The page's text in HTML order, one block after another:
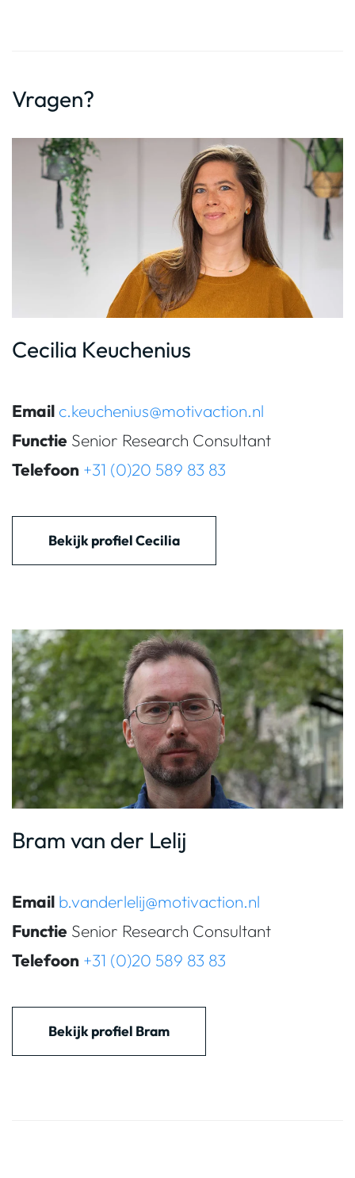
Vragen?
Cecilia Keuchenius
Email c.keuchenius@motivaction.nl
Functie Senior Research Consultant
Telefoon +31 (0)20 589 83 83
Bekijk profiel Cecilia
Bram van der Lelij
Email b.vanderlelij@motivaction.nl
Functie Senior Research Consultant
Telefoon +31 (0)20 589 83 83
Bekijk profiel Bram